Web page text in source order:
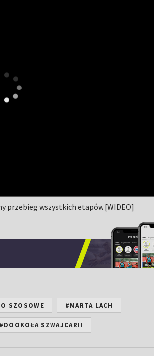
przebieg wszystkich etapów [WIDEO]
SZOSOWE #MARTA LACH
#DOOKOŁA SZWAJCARII